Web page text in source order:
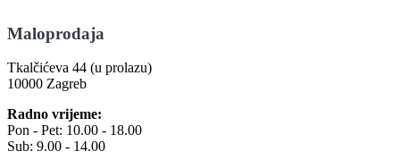
Maloprodaja
Tkalčićeva 44 (u prolazu)
10000 Zagreb
Radno vrijeme:
Pon - Pet: 10.00 - 18.00
Sub: 9.00 - 14.00